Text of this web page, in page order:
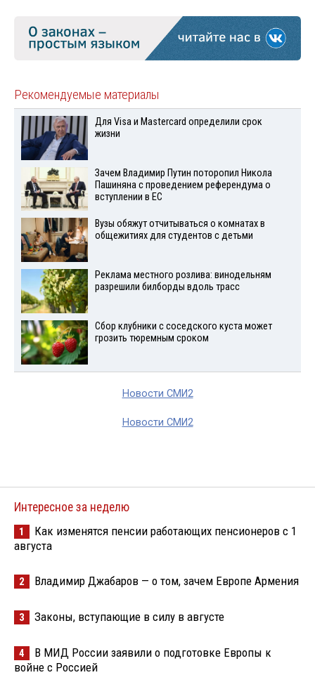
Рекомендуемые материалы
Для Visа и Mastercard определили срок
жизни
Зачем Владимир Путин поторопил Никола
Пашиняна с проведением референдума о
вступлении в ЕС
Вузы обяжут отчитываться о комнатах в
общежитиях для студентов с детьми
Реклама местного розлива: винодельням
разрешили билборды вдоль трасс
Сбор клубники с соседского куста может
грозить тюремным сроком
Новости СМИ2
Новости СМИ2
Интересное за неделю
1
Как изменятся пенсии работающих пенсионеров с 1
августа
2 Владимир Джабаров — о том, зачем Европе Армения
3 Законы, вступающие в силу в августе
4
В МИД России заявили о подготовке Европы к
войне с Россией